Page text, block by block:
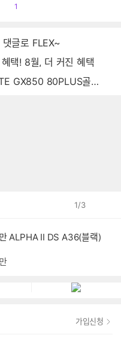
댓1
글로 FLEX~
택! 8월, 더 커진 혜택
골드 풀모듈러 ATX3.0 블랙
1/3
ALPHA II DS A36(블랙)
가입신청